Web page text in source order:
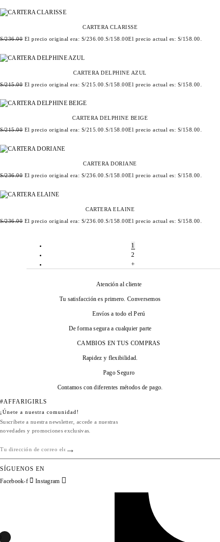
CARTERA CLARISSE
S/236.00 El precio original era: S/236.00. S/158.00El precio actual es: S/158.00.
CARTERA DELPHINE AZUL
S/215.00 El precio original era: S/215.00. S/158.00El precio actual es: S/158.00.
CARTERA DELPHINE BEIGE
S/215.00 El precio original era: S/215.00.S/158.00El precio actual es: S/158.00.
CARTERA DORIANE
S/236.00 El precio original era: S/236.00.S/158.00El precio actual es: S/158.00.
CARTERA ELAINE
S/236.00 El precio original era: S/236.00. S/158.00El precio actual es: S/158.00.
1
2
+
Atención al cliente
Tu satisfacción es primero. Conversemos
Envíos a todo el Perú
De forma segura a cualquier parte
CAMBIOS EN TUS COMPRAS
Rapidez y flexibilidad.
Pago Seguro
Contamos con diferentes métodos de pago.
#AFFARIGIRLS
¡Únete a nuestra comunidad!
Suscríbete a nuestra newsletter, accede a nuestras
novedades y promociones exclusivas.
SÍGUENOS EN
Facebook-f Instagram